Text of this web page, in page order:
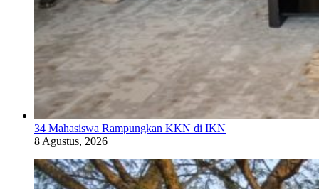
34 Mahasiswa Rampungkan KKN di IKN
8 Agustus, 2026